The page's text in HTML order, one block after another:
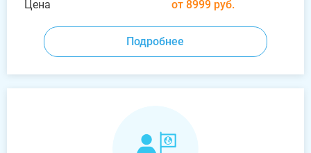
Цена
от 8999 руб.
Подробнее